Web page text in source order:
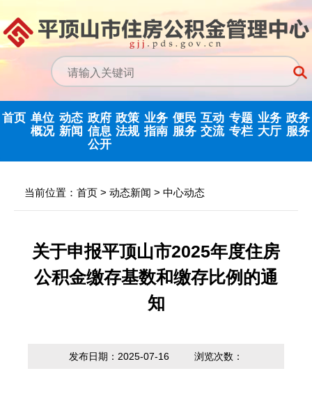
首页 单位
概况
中心领导
决策机构
机构职能
动态
新闻
行业新闻
政府
信息
公开
信息公开制度
政府信息公开
年度报告
依申请公开
政策
法规
国家政策法规
省级政策法规
市中心政策法
规
业务
指南
提取业务指南
贷款业务指南
便民
服务
利率公告
常见问题
网点查询
互动
交流
互动反馈
意见征集
办理统计
专题
专栏
纪检监察
优化营商环境
法治政府建设
业务
大厅
省政务
政务
服务
当前位置： 首页 > 动态新闻 > 中心动态
关于申报平顶山市2025年度住房
公积金缴存基数和缴存比例的通
知
发布日期：2025-07-16 浏览次数：